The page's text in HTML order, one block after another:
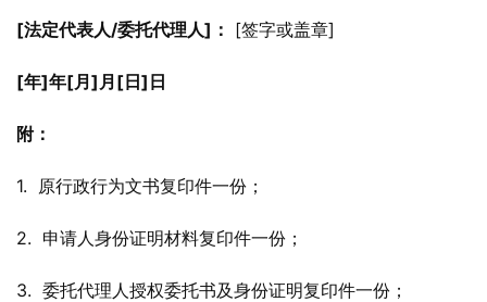
[法定代表人/委托代理人]： [签字或盖章]
[年]年[月]月[日]日
附：
1.  原行政行为文书复印件一份；
2.  申请人身份证明材料复印件一份；
3.  委托代理人授权委托书及身份证明复印件一份；